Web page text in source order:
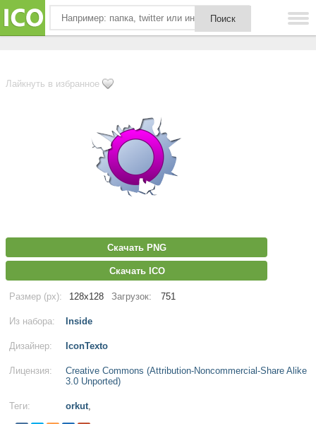
Лайкнуть в избранное
Скачать PNG
Скачать ICO
Размер (px): 128x128 Загрузок: 751
Из набора: Inside
Дизайнер: IconTexto
Лицензия:
Creative Commons (Attribution-Noncommercial-Share Alike
3.0 Unported)
Теги: orkut,